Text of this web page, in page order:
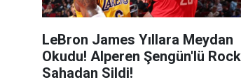
LeBron James Yıllara Meydan
Okudu! Alperen Şengün'lü
Sahadan Sildi!